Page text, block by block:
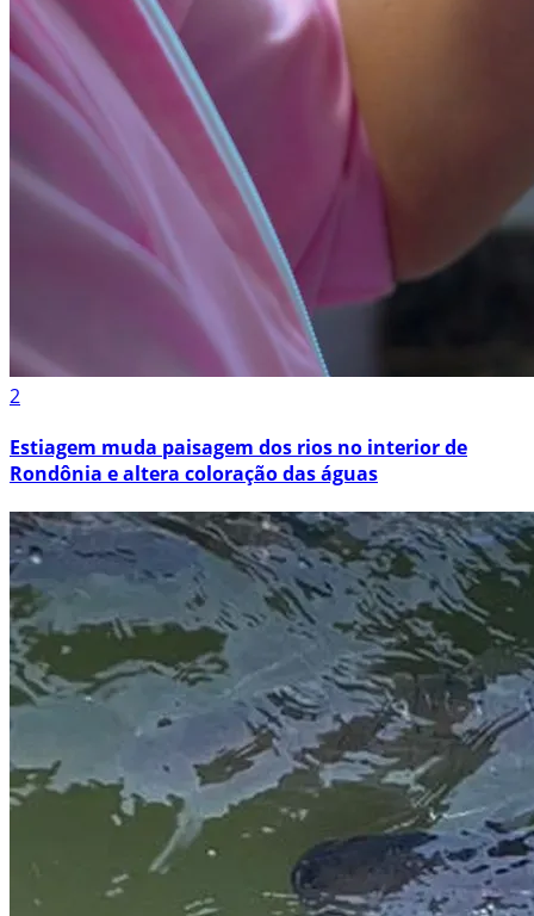
2
Estiagem muda paisagem dos rios no interior de
Rondônia e altera coloração das águas